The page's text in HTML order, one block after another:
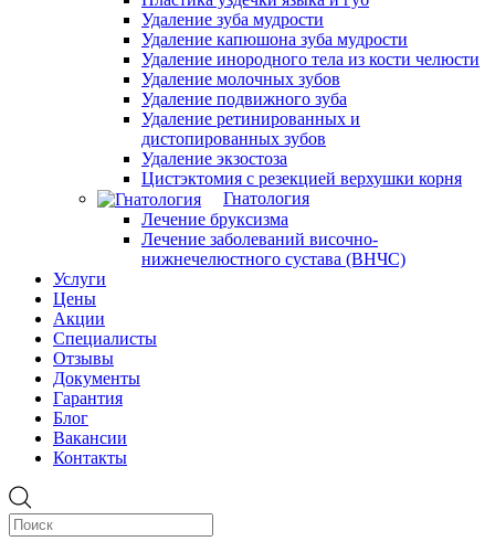
Удаление зуба мудрости
Удаление капюшона зуба мудрости
Удаление инородного тела из кости челюсти
Удаление молочных зубов
Удаление подвижного зуба
Удаление ретинированных и
дистопированных зубов
Удаление экзостоза
Цистэктомия с резекцией верхушки корня
Гнатология
Лечение бруксизма
Лечение заболеваний височно-
нижнечелюстного сустава (ВНЧС)
Услуги
Цены
Акции
Специалисты
Отзывы
Документы
Гарантия
Блог
Вакансии
Контакты